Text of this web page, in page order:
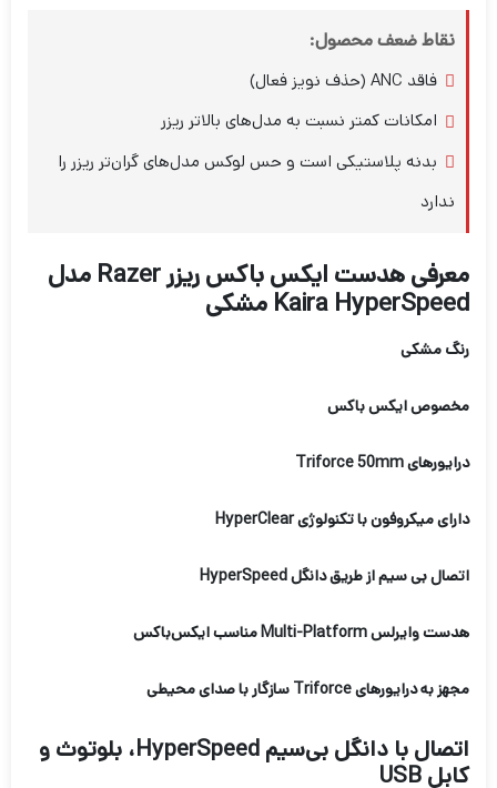
نقاط ضعف محصول:
فاقد ANC (حذف نویز فعال)
امکانات کمتر نسبت به مدل‌های بالاتر ریزر
بدنه پلاستیکی است و حس لوکس مدل‌های گران‌تر ریزر را
ندارد
معرفی هدست ایکس باکس ریزر Razer مدل
Kaira HyperSpeed مشکی
رنگ مشکی
مخصوص ایکس باکس
درایورهای Triforce 50mm
دارای میکروفون با تکنولوژی HyperClear
اتصال بی سیم از طریق دانگل HyperSpeed
هدست وایرلس Multi-Platform مناسب ایکس‌باکس
مجهز به درایورهای Triforce سازگار با صدای محیطی
اتصال با دانگل بی‌سیم HyperSpeed، بلوتوث و
کابل USB